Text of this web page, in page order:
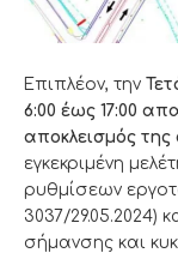
Επιπλέον, την
6:00 έως 17:00
αποκλεισμός της
εγκεκριμένη
ρυθμίσεων
3037/
σήμανσης και